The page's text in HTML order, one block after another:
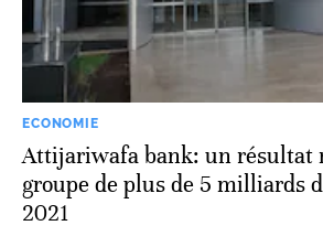
ECONOMIE
Attijariwafa bank: un résultat
groupe de plus de 5 milliards
2021